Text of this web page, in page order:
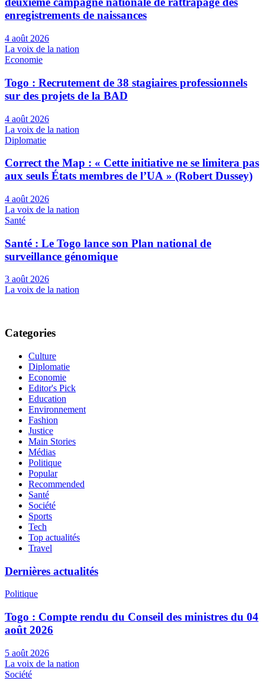
enregistrements de naissances
4 août 2026
La voix de la nation
Economie
Togo : Recrutement de 38 stagiaires professionnels
sur des projets de la BAD
4 août 2026
La voix de la nation
Diplomatie
Correct the Map : « Cette initiative ne se limitera pas
aux seuls États membres de l’UA » (Robert Dussey)
4 août 2026
La voix de la nation
Santé
Santé : Le Togo lance son Plan national de
surveillance génomique
3 août 2026
La voix de la nation
Categories
Culture
Diplomatie
Economie
Editor's Pick
Education
Environnement
Fashion
Justice
Main Stories
Médias
Politique
Popular
Recommended
Santé
Société
Sports
Tech
Top actualités
Travel
Dernières actualités
Politique
Togo : Compte rendu du Conseil des ministres du 04
août 2026
5 août 2026
La voix de la nation
Société